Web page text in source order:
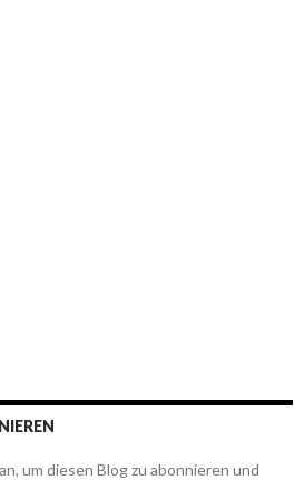
um diesen Blog zu abonnieren und